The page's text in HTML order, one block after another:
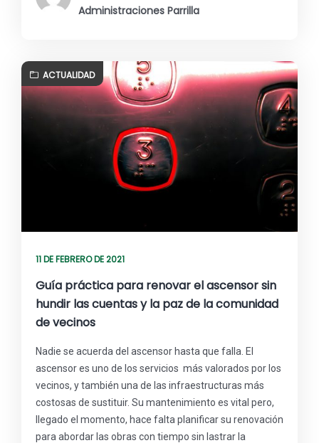
Administraciones Parrilla
ACTUALIDAD
11 DE FEBRERO DE 2021
Guía práctica para renovar el ascensor sin
hundir las cuentas y la paz de la comunidad
de vecinos
Nadie se acuerda del ascensor hasta que falla. El
ascensor es uno de los servicios más valorados por los
vecinos, y también una de las infraestructuras más
costosas de sustituir. Su mantenimiento es vital pero,
llegado el momento, hace falta planificar su renovación
para abordar las obras con tiempo sin lastrar la